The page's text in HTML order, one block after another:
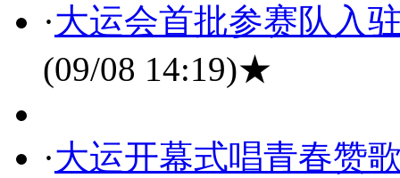
·大运会首批参赛队入
(09/08 14:19)★
·大运开幕式唱青春赞